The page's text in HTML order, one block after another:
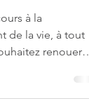
à la
de la vie, à tout
renouer